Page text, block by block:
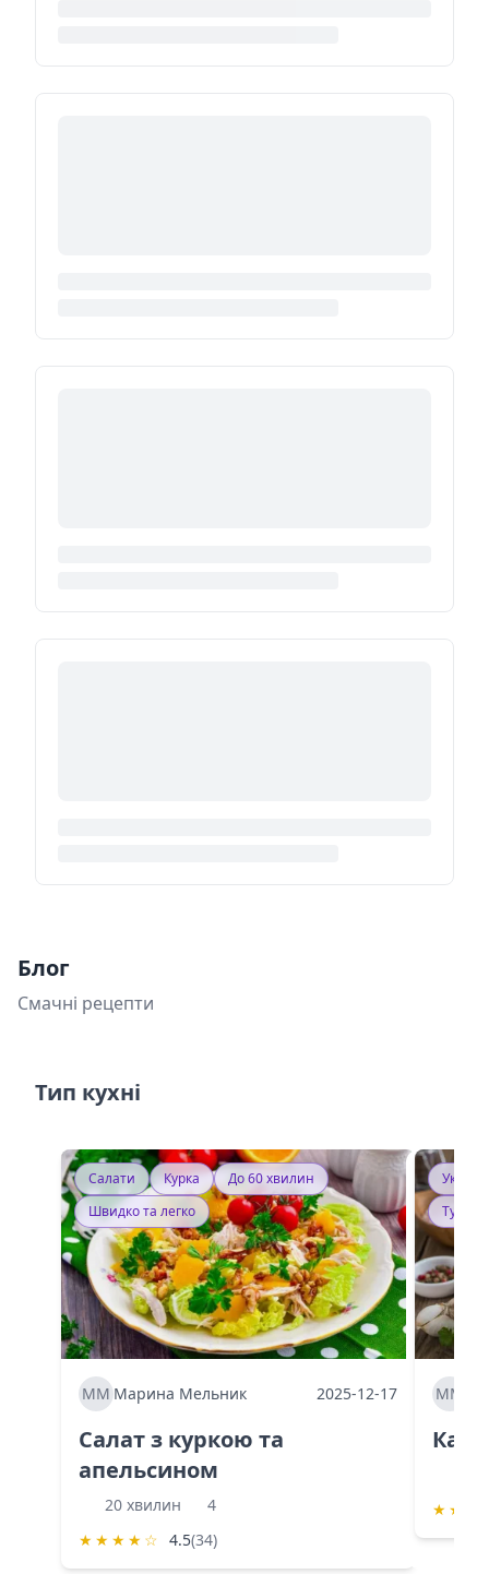
Блог
Смачні рецепти
Тип кухні
Салати Курка
До 60 хвилин
Швидко та легко
ММ Марина Мельник 2025-12-17
Салат з куркою та
апельсином
20 хвилин
4
★ ★ ★ ★ ☆ 4.5(34)
ММ
★ ★